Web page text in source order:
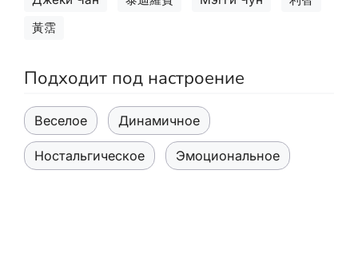
黃霑
Подходит под настроение
Веселое Динамичное
Ностальгическое Эмоциональное